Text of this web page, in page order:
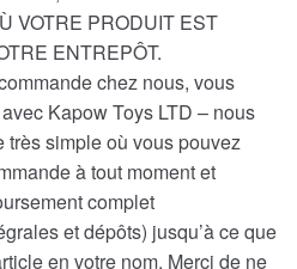
VOTRE PRODUIT EST
ENTREPÔT.
chez nous, vous
Kapow Toys LTD – nous
très simple où vous pouvez
à tout moment et
complet
et dépôts) jusqu’à ce que
en votre nom. Merci de ne